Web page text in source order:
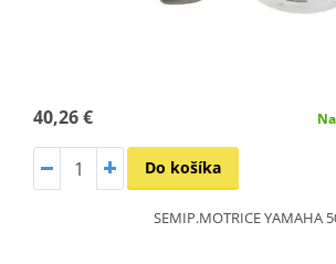
40,26 €
Do košíka
SEMIP.MOTRICE YAMAHA